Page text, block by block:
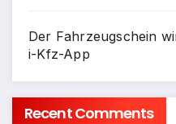
Der Fahrzeugschein
i-Kfz-App
Recent Comments